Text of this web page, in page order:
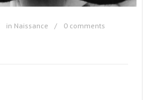
in Naissance 0 comments